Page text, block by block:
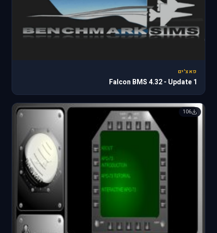
פאצ'ים
Falcon BMS 4.32 - Update 1
106